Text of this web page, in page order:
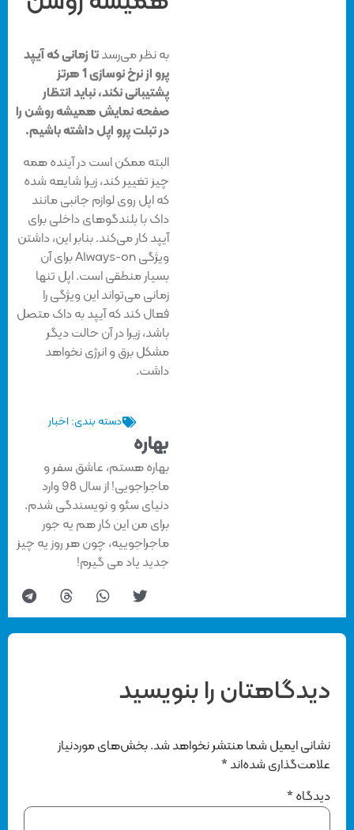
به نظر می‌رسدتا زمانی که آیپد
پرو از نرخ نوسازی 1 هرتز
پشتیبانی نکند، نباید انتظار
صفحه نمایش همیشه روشن را
در تبلت پرو اپل داشته باشیم.
البته ممکن است در آینده همه
چیز تغییر کند، زیرا شایعه شده
که اپل روی لوازم جانبی مانند
داک با بلندگوهای داخلی برای
آیپد کار می‌کند. بنابر این، داشتن
ویژگی Always-on برای آن
بسیار منطقی است. اپل تنها
زمانی می‌تواند این ویژگی را
فعال کند که آیپد به داک متصل
باشد، زیرا در آن حالت دیگر
مشکل برق و انرژی نخواهد
داشت.
دسته بندی: اخبار
بهاره
بهاره هستم، عاشق سفر و
ماجراجویی! از سال 98 وارد
دنیای سئو و نویسندگی شدم.
برای من این کار هم یه جور
ماجراجوییه، چون هر روز یه چیز
جدید یاد می گیرم!
دیدگاهتان را بنویسید
نشانی ایمیل شما منتشر نخواهد شد. بخش‌های موردنیاز
علامت‌گذاری شده‌اند*
دیدگاه*